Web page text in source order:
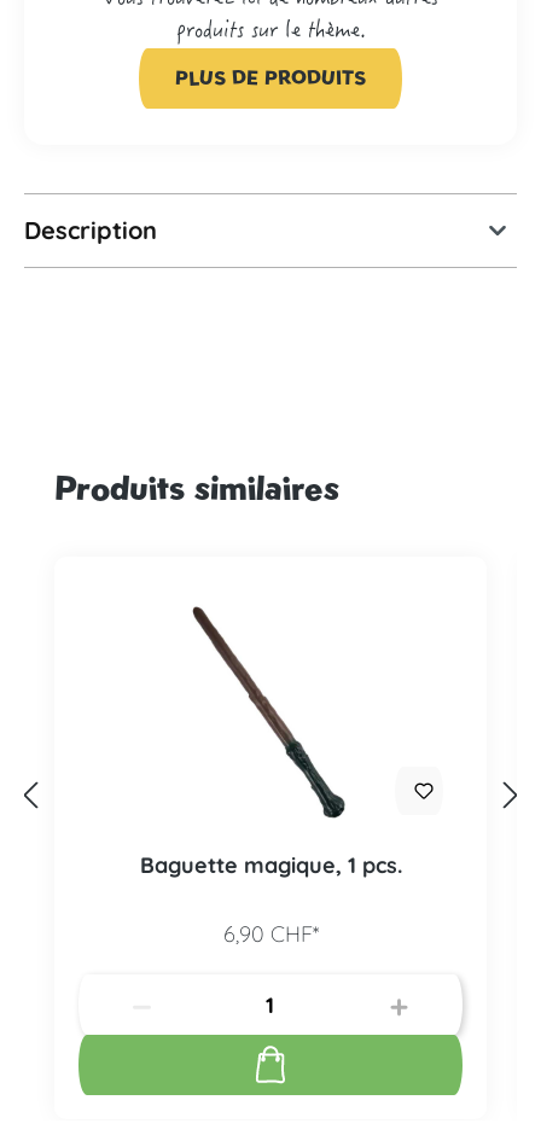
produits sur le thème.
PLUS DE PRODUITS
Description
Ignorer la galerie de produits
Produits similaires
Baguette magique, 1 pcs.
6,90 CHF*